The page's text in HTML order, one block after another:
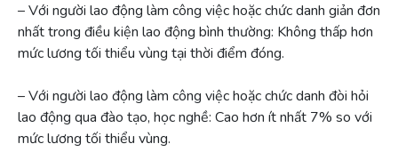
– Với người lao động làm công việc hoặc chức danh giản đơn
nhất trong điều kiện lao động bình thường: Không thấp hơn
mức lương tối thiểu vùng tại thời điểm đóng.
– Với người lao động làm công việc hoặc chức danh đòi hỏi
lao động qua đào tạo, học nghề: Cao hơn ít nhất 7% so với
mức lương tối thiểu vùng.